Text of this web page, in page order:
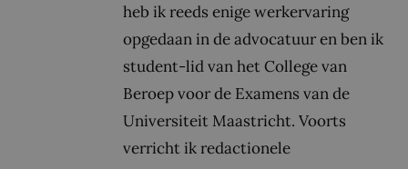
heb ik reeds enige werkervaring
opgedaan in de advocatuur en ben ik
student-lid van het College van
Beroep voor de Examens van de
Universiteit Maastricht. Voorts
verricht ik redactionele